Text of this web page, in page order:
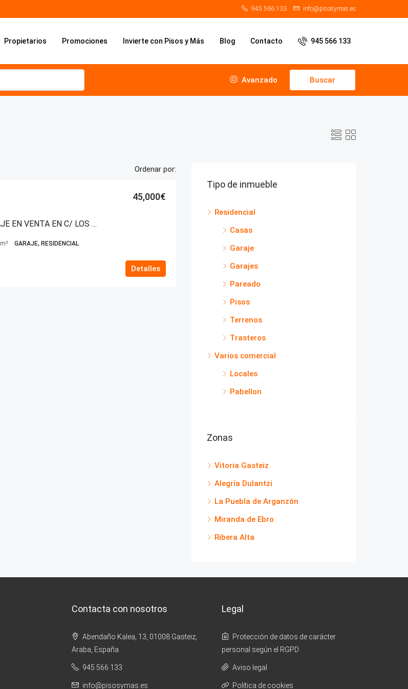
945 566 133 info@pisosymas.es
Propietarios Promociones Invierte con Pisos y Más Blog Contacto 945 566 133
Avanzado Buscar
Ordenar por:
DOBLE PLAZA DE GARAJE EN VENTA EN C/ LOS HERRÁN – VITORIA-GASTEIZ
45,000€
m² GARAJE, RESIDENCIAL
Detalles
Tipo de inmueble
Residencial
Casas
Garaje
Garajes
Pareado
Pisos
Terrenos
Trasteros
Varios comercial
Locales
Pabellon
Zonas
Vitoria Gasteiz
Alegría Dulantzi
La Puebla de Arganzón
Miranda de Ebro
Ribera Alta
Contacta con nosotros
Abendaño Kalea, 13, 01008 Gasteiz,
Araba, España
945 566 133
info@pisosymas.es
Legal
Protección de datos de carácter
personal según el RGPD
Aviso legal
Política de cookies